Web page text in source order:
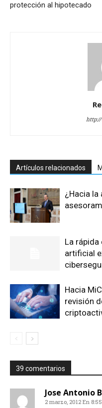
protección al hipotecado
Artículos relacionados
¿Hacia
La
artificial
Hacia
revisión
39 comentarios
Jose Antonio
2 marzo, 2012 En